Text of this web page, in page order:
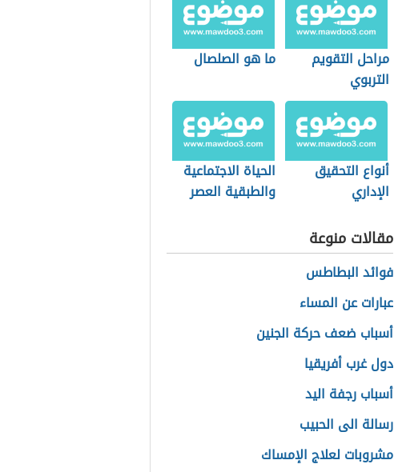
مراحل التقويم
التربوي
ما هو الصلصال
أنواع التحقيق
الإداري
الحياة الاجتماعية
والطبقية العصر
مقالات منوعة
فوائد البطاطس
عبارات عن المساء
أسباب ضعف حركة الجنين
دول غرب أفريقيا
أسباب رجفة اليد
رسالة الى الحبيب
مشروبات لعلاج الإمساك